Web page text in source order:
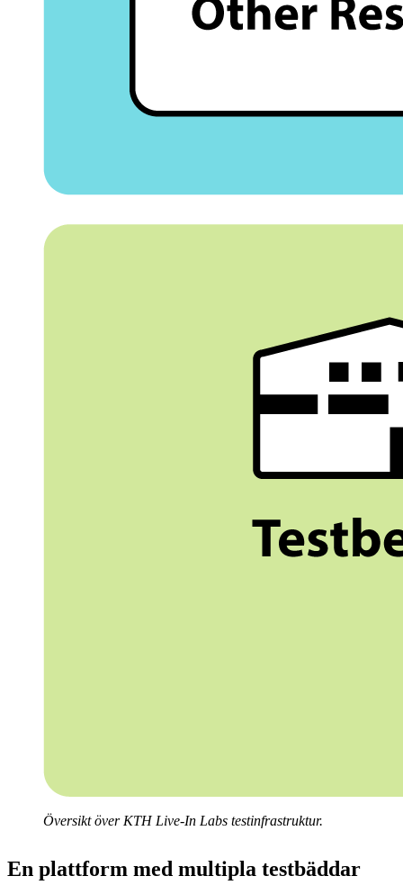
Översikt över KTH Live-In Labs testinfrastruktur.
En plattform med multipla testbäddar